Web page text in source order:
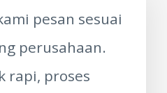
pesan sesuai
perusahaan.
rapi, proses